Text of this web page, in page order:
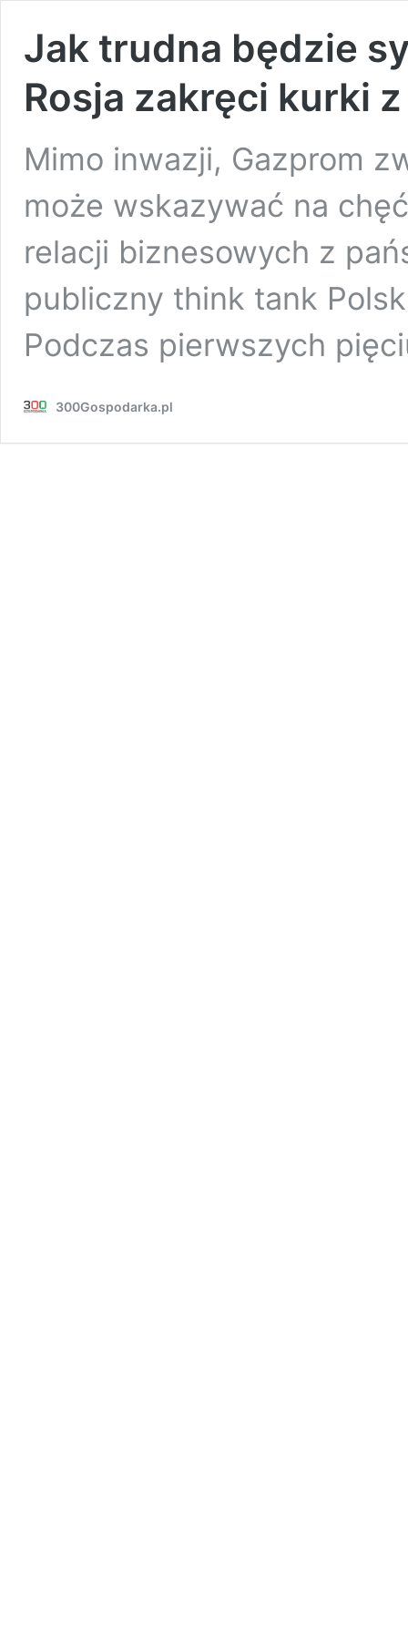
Jak trudna będzie
Rosja zakręci kurki
Mimo inwazji, Gazprom
może wskazywać na
relacji biznesowych z
publiczny think tank
Podczas pierwszych
300Gospodarka.pl